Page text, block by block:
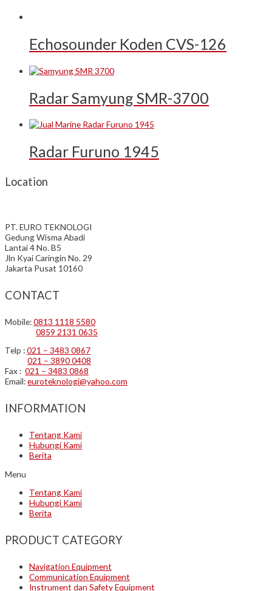
Echosounder Koden CVS-126
Radar Samyung SMR-3700
Radar Furuno 1945
Location
PT. EURO TEKNOLOGI
Gedung Wisma Abadi
Lantai 4 No. B5
Jln Kyai Caringin No. 29
Jakarta Pusat 10160
CONTACT
Mobile:0813 1118 5580
0859 2131 0635
Telp :021 – 3483 0867
021 – 3890 0408
Fax : 021 – 3483 0868
Email:euroteknologi@yahoo.com
INFORMATION
Tentang Kami
Hubungi Kami
Berita
Menu
Tentang Kami
Hubungi Kami
Berita
PRODUCT CATEGORY
Navigation Equipment
Communication Equipment
Instrument dan Safety Equipment